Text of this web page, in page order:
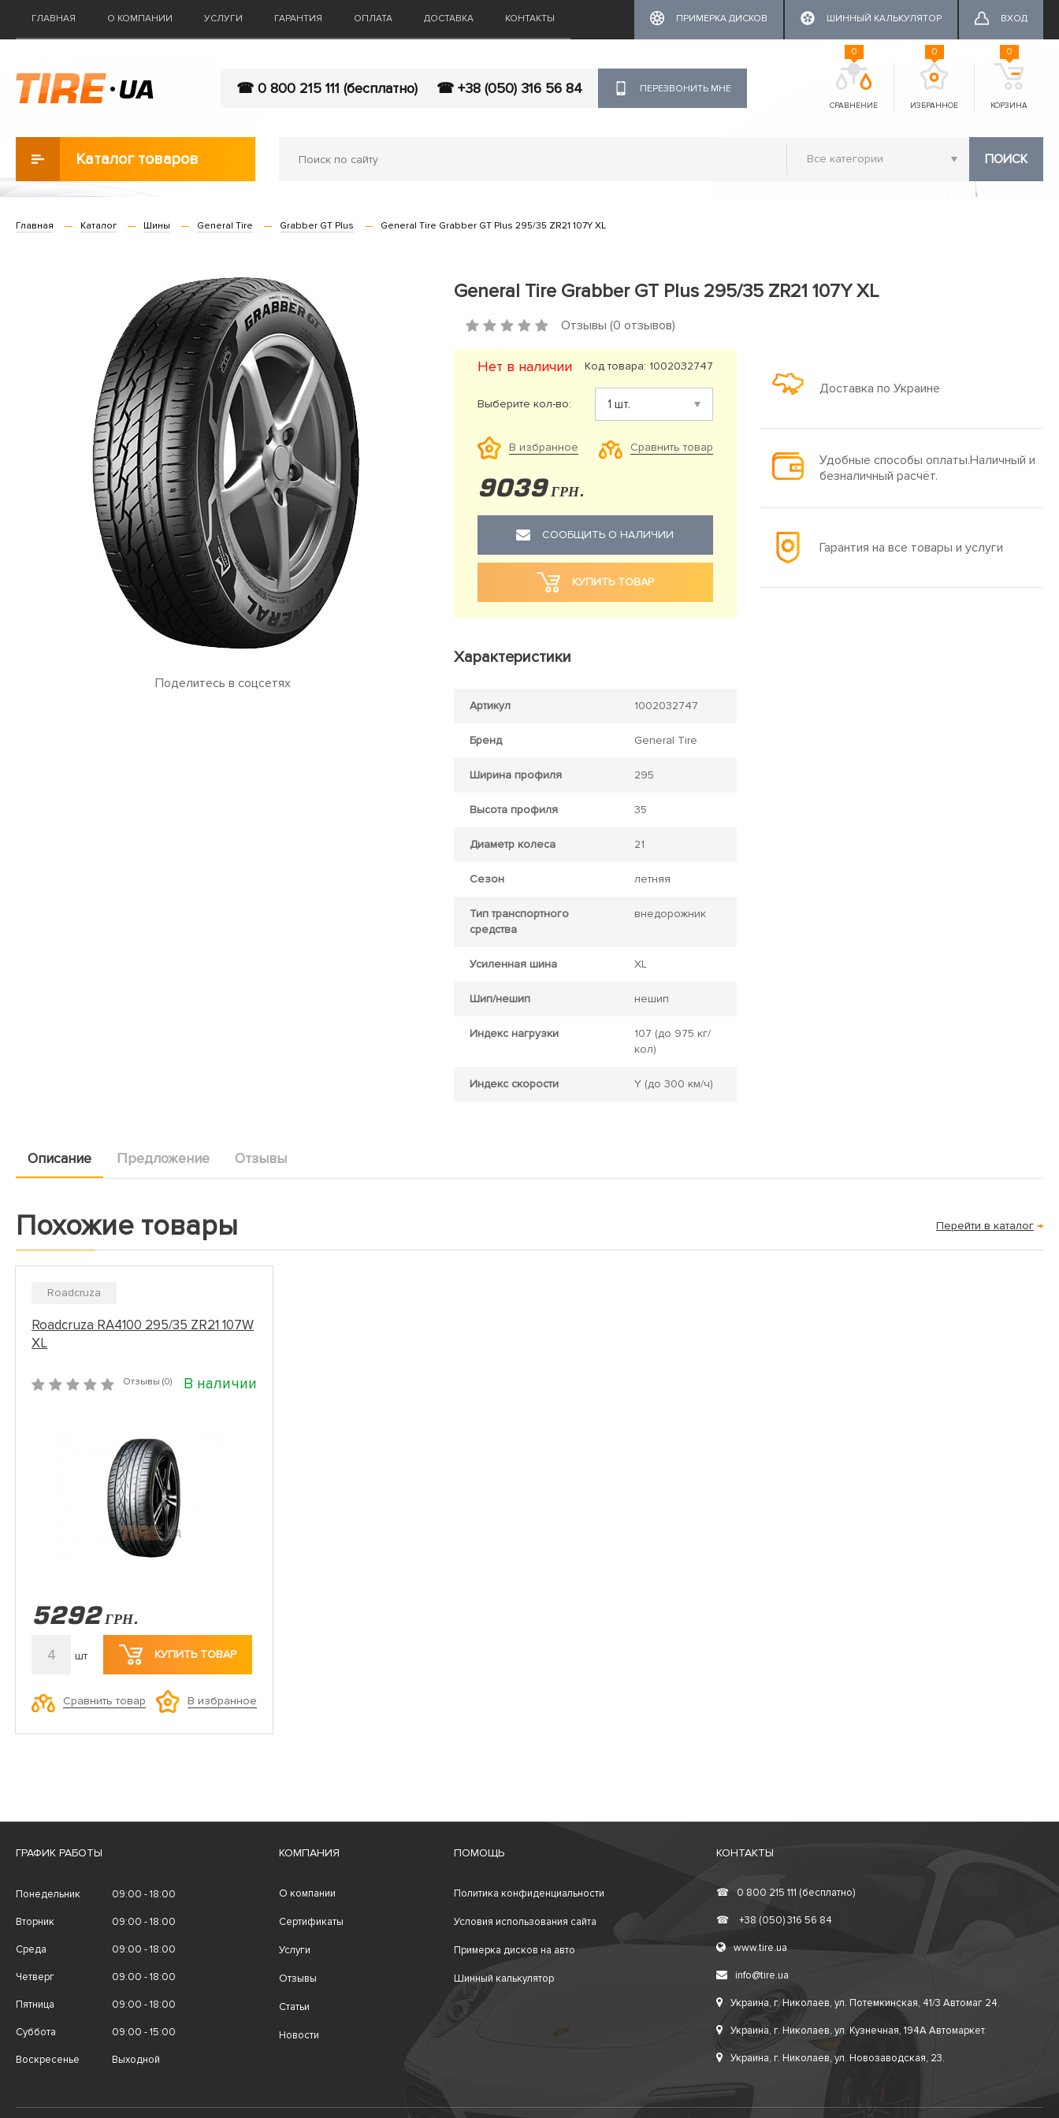
ГЛАВНАЯ О КОМПАНИИ УСЛУГИ ГАРАНТИЯ ОПЛАТА ДОСТАВКА КОНТАКТЫ ПРИМЕРКА ДИСКОВ ШИННЫЙ КАЛЬКУЛЯТОР ВХОД
☎ 0 800 215 111 (бесплатно) ☎ +38 (050) 316 56 84 ПЕРЕЗВОНИТЬ МНЕ
СРАВНЕНИЕ
0
ИЗБРАННОЕ
0
КОРЗИНА
0
Каталог товаров ПОИСК
Главная Каталог Шины General Tire Grabber GT Plus General Tire Grabber GT Plus 295/35 ZR21 107Y XL
Поделитесь в соцсетях
General Tire Grabber GT Plus 295/35 ZR21 107Y XL
Отзывы (0 отзывов)
Нет в наличии Код товара: 1002032747
Выберите кол-во:
В избранное Сравнить товар
9039 ГРН.
СООБЩИТЬ О НАЛИЧИИ
КУПИТЬ ТОВАР
Доставка по Украине
Удобные способы оплаты.Наличный и
безналичный расчёт.
Гарантия на все товары и услуги
Характеристики
Артикул 1002032747
Бренд General Tire
Ширина профиля 295
Высота профиля 35
Диаметр колеса 21
Сезон летняя
Тип транспортного
средства
внедорожник
Усиленная шина XL
Шип/нешип нешип
Индекс нагрузки 107 (до 975 кг/
кол)
Индекс скорости Y(до 300 км/ч)
Описание Предложение Отзывы
Похожие товары Перейти в каталог →
Roadcruza
Roadcruza RA4100 295/35 ZR21 107W
XL
Отзывы (0) В наличии
5292 ГРН.
4 шт КУПИТЬ ТОВАР
Сравнить товар В избранное
ГРАФИК РАБОТЫ
Понедельник 09:00 - 18:00
Вторник 09:00 - 18:00
Среда 09:00 - 18:00
Четверг 09:00 - 18:00
Пятница 09:00 - 18:00
Суббота 09:00 - 15:00
Воскресенье Выходной
КОМПАНИЯ
О компании
Сертификаты
Услуги
Отзывы
Статьи
Новости
ПОМОЩЬ
Политика конфиденциальности
Условия использования сайта
Примерка дисков на авто
Шинный калькулятор
КОНТАКТЫ
☎ 0 800 215 111 (бесплатно)
☎ +38 (050) 316 56 84
www.tire.ua
info@tire.ua
Украина, г. Николаев, ул. Потемкинская, 41/3 Автомаг 24.
Украина, г. Николаев, ул. Кузнечная, 194А Автомаркет.
Украина, г. Николаев, ул. Новозаводская, 23.